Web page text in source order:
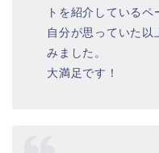
トを紹介しているペ
自分が思っていた以
みました。
大満足です！